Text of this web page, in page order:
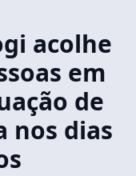
acolhe
em
de
nos dias